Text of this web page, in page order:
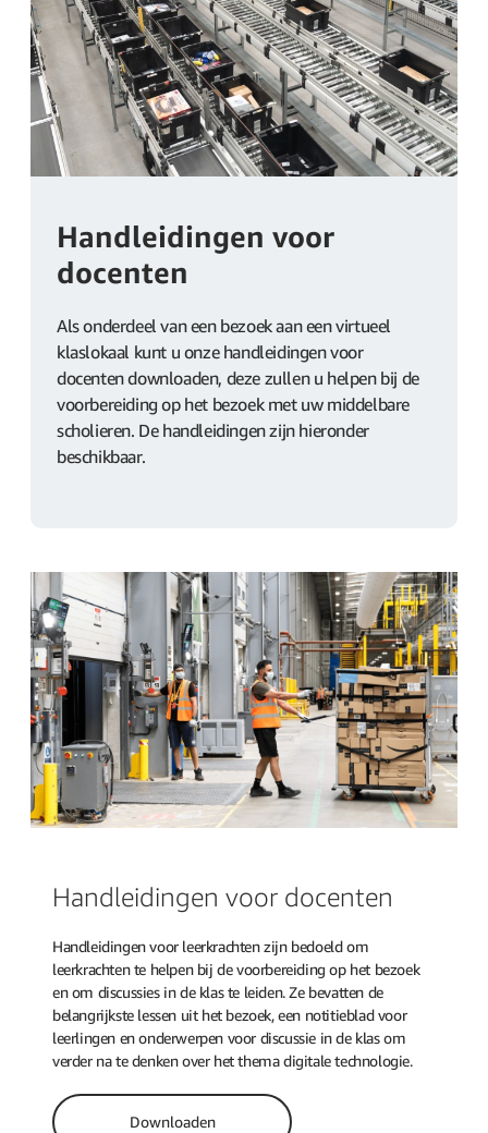
Handleidingen voor
docenten
Als onderdeel van een bezoek aan een virtueel
klaslokaal kunt u onze handleidingen voor
docenten downloaden, deze zullen u helpen bij de
voorbereiding op het bezoek met uw middelbare
scholieren. De handleidingen zijn hieronder
beschikbaar.
Handleidingen voor docenten
Handleidingen voor leerkrachten zijn bedoeld om
leerkrachten te helpen bij de voorbereiding op het bezoek
en om discussies in de klas te leiden. Ze bevatten de
belangrijkste lessen uit het bezoek, een notitieblad voor
leerlingen en onderwerpen voor discussie in de klas om
verder na te denken over het thema digitale technologie.
Downloaden